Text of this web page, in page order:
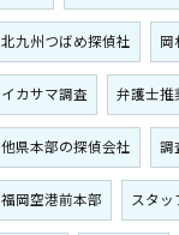
北九州つばめ探偵社 岡
イカサマ調査 弁護士推
他県本部の探偵会社 調
福岡空港前本部 スタッ